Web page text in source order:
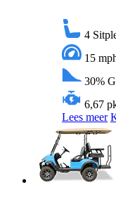
4
15
30%
6,67
Lees meer